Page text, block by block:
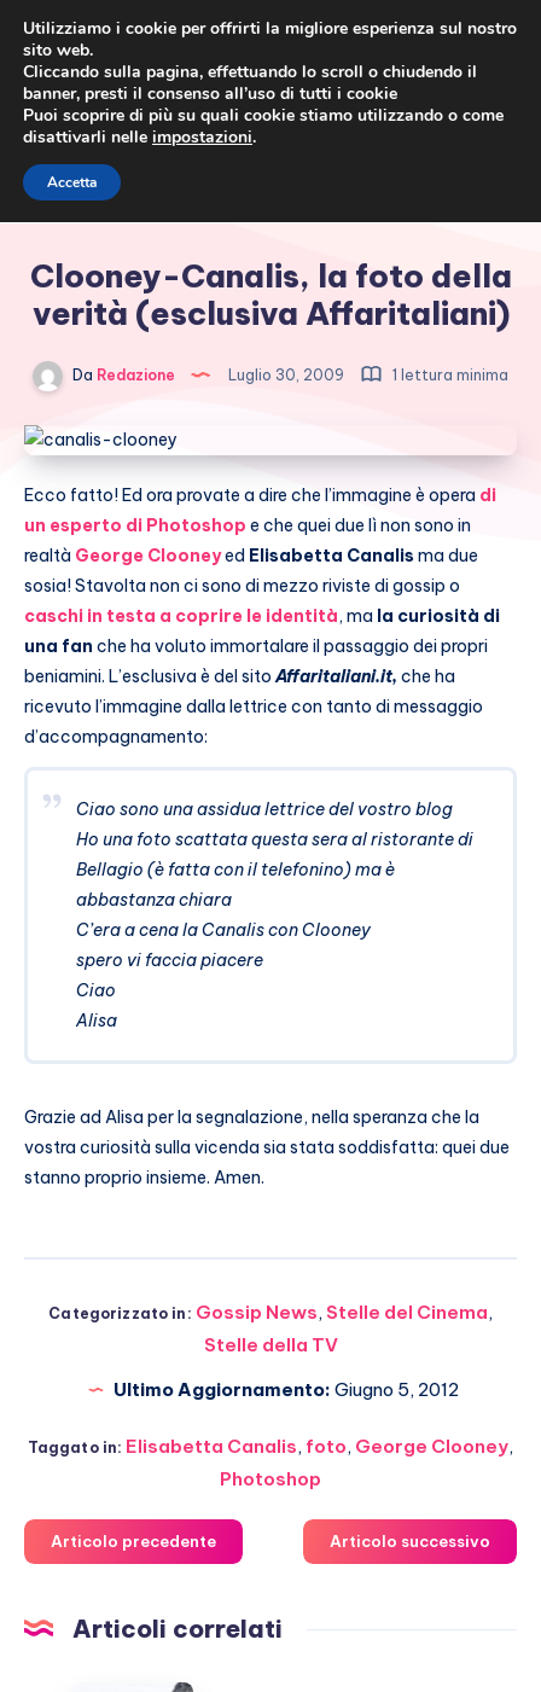
Clooney-Canalis, la foto della
verità (esclusiva Affaritaliani)
Da Redazione Luglio 30, 2009 1 lettura minima
Ecco fatto! Ed ora provate a dire che l’immagine è opera di
un esperto di Photoshop e che quei due lì non sono in
realtà George Clooneyed Elisabetta Canalis ma due
sosia! Stavolta non ci sono di mezzo riviste di gossip o
caschi in testa a coprire le identità, ma la curiosità di
una fan che ha voluto immortalare il passaggio dei propri
beniamini. L’esclusiva è del sitoAffaritaliani.it, che ha
ricevuto l’immagine dalla lettrice con tanto di messaggio
d’accompagnamento:
Ciao sono una assidua lettrice del vostro blog
Ho una foto scattata questa sera al ristorante di
Bellagio (è fatta con il telefonino) ma è
abbastanza chiara
C’era a cena la Canalis con Clooney
spero vi faccia piacere
Ciao
Alisa
Grazie ad Alisa per la segnalazione, nella speranza che la
vostra curiosità sulla vicenda sia stata soddisfatta: quei due
stanno proprio insieme. Amen.
Categorizzato in: Gossip News, Stelle del Cinema,
Stelle della TV
Ultimo Aggiornamento: Giugno 5, 2012
Taggato in: Elisabetta Canalis, foto, George Clooney,
Photoshop
Articolo precedente Articolo successivo
Articoli correlati
Utilizziamo i cookie per offrirti la migliore esperienza sul nostro
sito web.
Cliccando sulla pagina, effettuando lo scroll o chiudendo il
banner, presti il consenso all’uso di tutti i cookie
Puoi scoprire di più su quali cookie stiamo utilizzando o come
disattivarli nelle impostazioni.
Accetta